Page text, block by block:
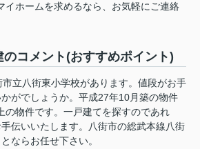
イホームを求めるなら、お気軽にご連絡
コメント(おすすめポイント)
立八街東小学校があります。値段がお手
がでしょうか。平成27年10月築の物件
の物件です。一戸建てを探すのであれ
伝いいたします。八街市の総武本線八街
ならお任せ下さい。